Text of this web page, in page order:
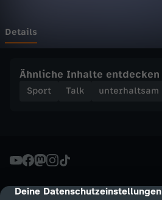
cmp-dialog-description
Deine Datenschutzeinstellungen
M
s
e
n
Details
Ähnliche Inhalte entdecken
Sport Talk unterhaltsam